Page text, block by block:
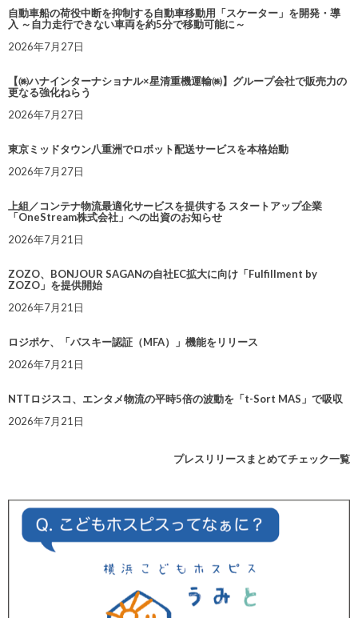
自動車船の荷役中断を抑制する自動車移動用「スケーター」を開発・導
入 ～自力走行できない車両を約5分で移動可能に～
2026年7月27日
【㈱ハナインターナショナル×星清重機運輸㈱】グループ会社で販売力の
更なる強化ねらう
2026年7月27日
東京ミッドタウン八重洲でロボット配送サービスを本格始動
2026年7月27日
上組／コンテナ物流最適化サービスを提供する スタートアップ企業
「OneStream株式会社」への出資のお知らせ
2026年7月21日
ZOZO、BONJOUR SAGANの自社EC拡大に向け「Fulfillment by
ZOZO」を提供開始
2026年7月21日
ロジポケ、「パスキー認証（MFA）」機能をリリース
2026年7月21日
NTTロジスコ、エンタメ物流の平時5倍の波動を「t-Sort MAS」で吸収
2026年7月21日
プレスリリースまとめてチェック一覧